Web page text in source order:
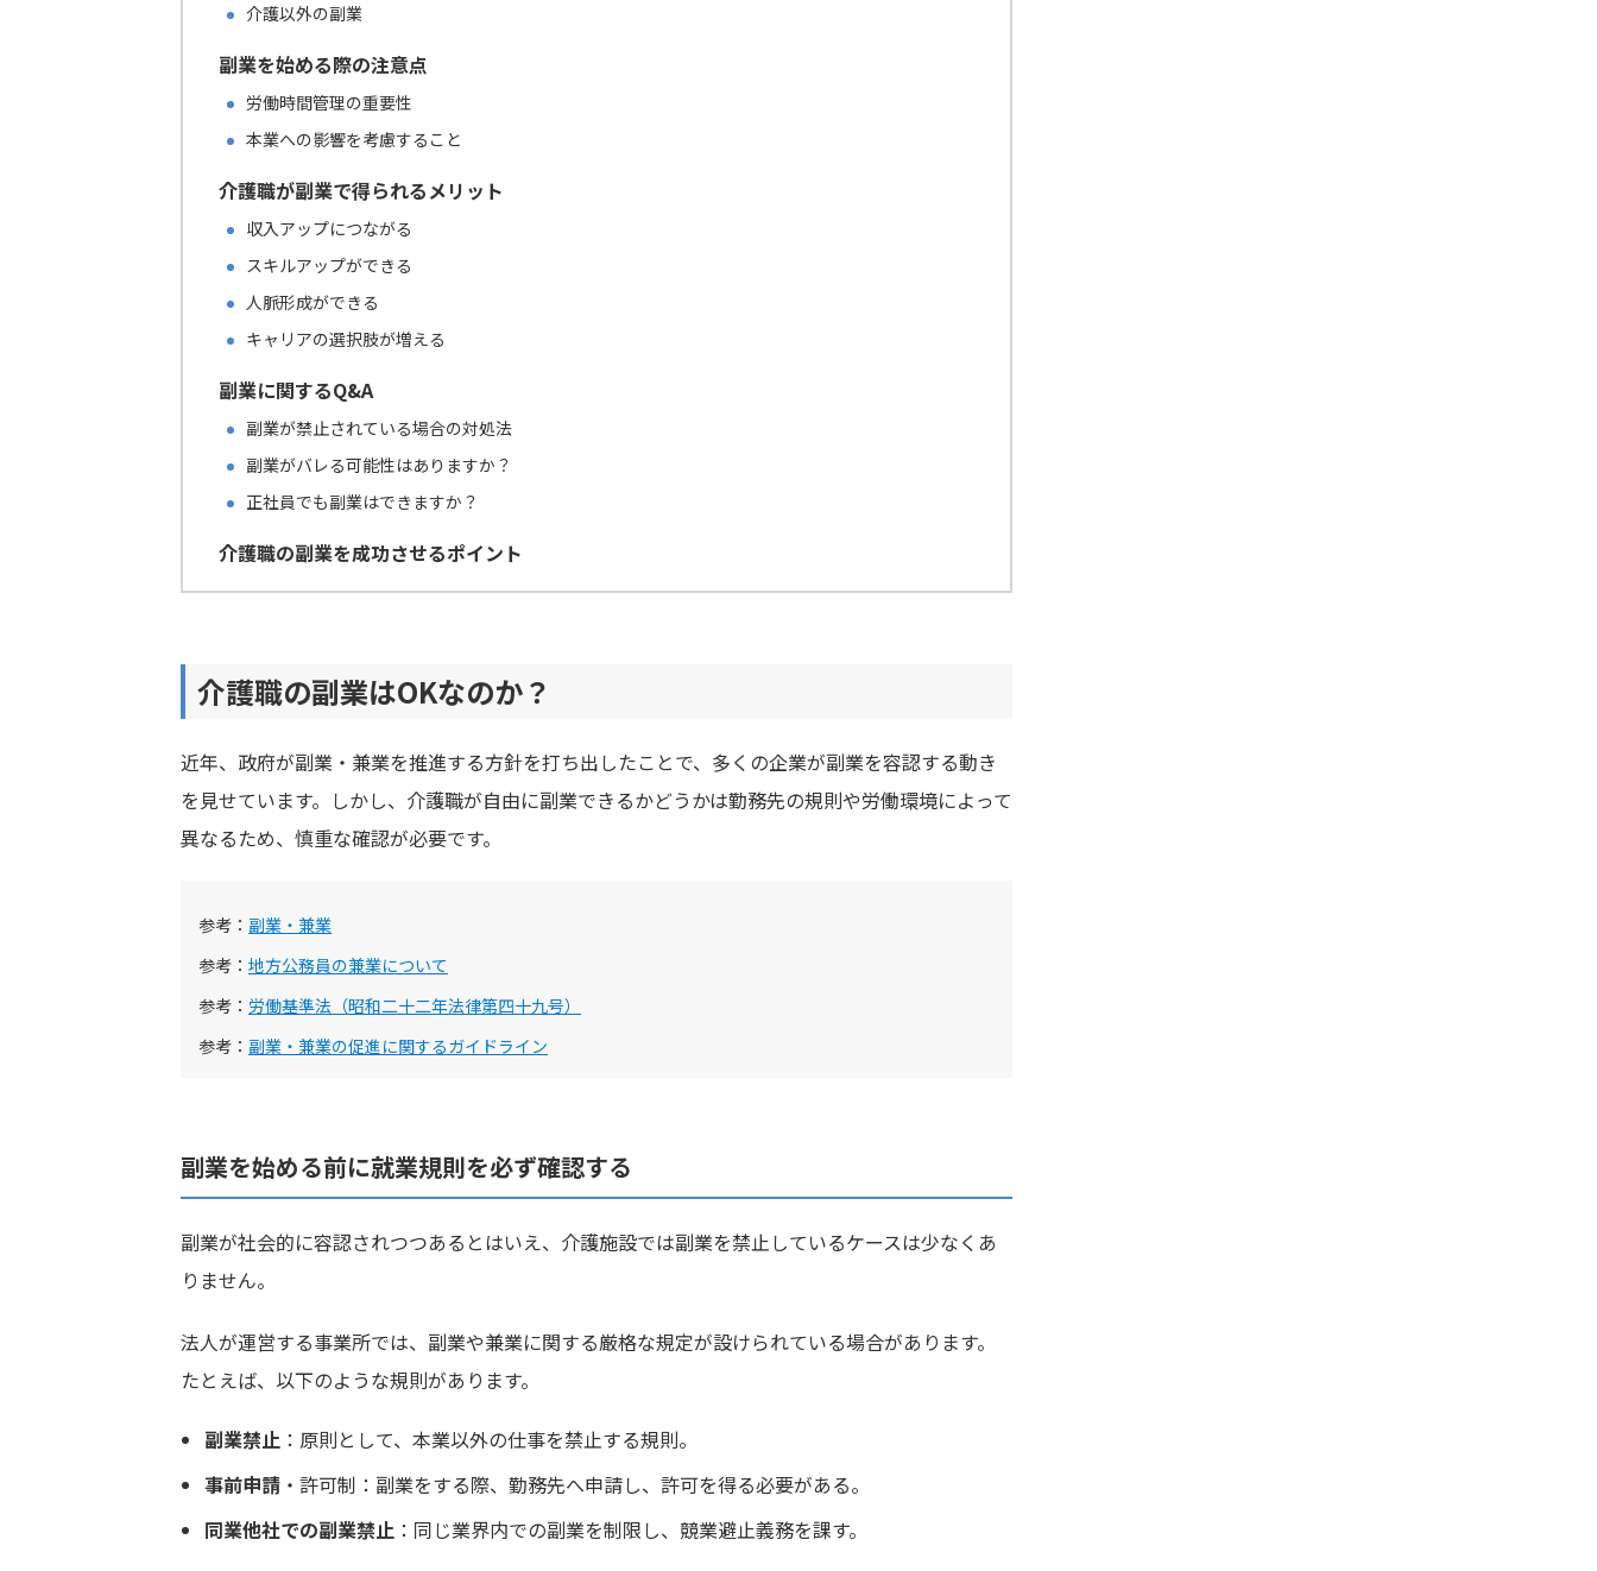
介護以外の副業
副業を始める際の注意点
労働時間管理の重要性
本業への影響を考慮すること
介護職が副業で得られるメリット
収入アップにつながる
スキルアップができる
人脈形成ができる
キャリアの選択肢が増える
副業に関するQ&A
副業が禁止されている場合の対処法
副業がバレる可能性はありますか？
正社員でも副業はできますか？
介護職の副業を成功させるポイント
介護職の副業はOKなのか？
近年、政府が副業・兼業を推進する方針を打ち出したことで、多くの企業が副業を容認する動き
を見せています。しかし、介護職が自由に副業できるかどうかは勤務先の規則や労働環境によって
異なるため、慎重な確認が必要です。
参考： 副業・兼業
参考： 地方公務員の兼業について
参考： 労働基準法（昭和二十二年法律第四十九号）
参考： 副業・兼業の促進に関するガイドライン
副業を始める前に就業規則を必ず確認する
副業が社会的に容認されつつあるとはいえ、介護施設では副業を禁止しているケースは少なくあ
りません。
法人が運営する事業所では、副業や兼業に関する厳格な規定が設けられている場合があります。
たとえば、以下のような規則があります。
副業禁止 ：原則として、本業以外の仕事を禁止する規則。
事前申請 ・許可制：副業をする際、勤務先へ申請し、許可を得る必要がある。
同業他社での副業禁止 ：同じ業界内での副業を制限し、競業避止義務を課す。